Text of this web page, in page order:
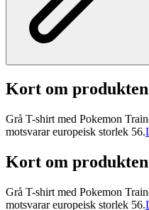
Kort om produkten
Grå T-shirt med Pokemon
motsvarar europeisk storlek 56.
Kort om produkten
Grå T-shirt med Pokemon
motsvarar europeisk storlek 56.